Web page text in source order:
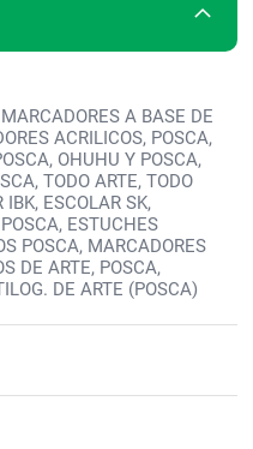
A BASE DE
ACRILICOS, POSCA,
OHUHU Y POSCA,
TODO ARTE, TODO
IBK, ESCOLAR SK,
ESTUCHES
POSCA, MARCADORES
DE ARTE, POSCA,
DE ARTE (POSCA)